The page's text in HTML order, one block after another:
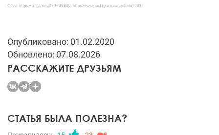
Фото: https://vk.com/id270738880, https://www.instagram.com/aliana1001/
Опубликовано: 01.02.2020
Обновлено: 07.08.2026
РАССКАЖИТЕ ДРУЗЬЯМ
СТАТЬЯ БЫЛА ПОЛЕЗНА?